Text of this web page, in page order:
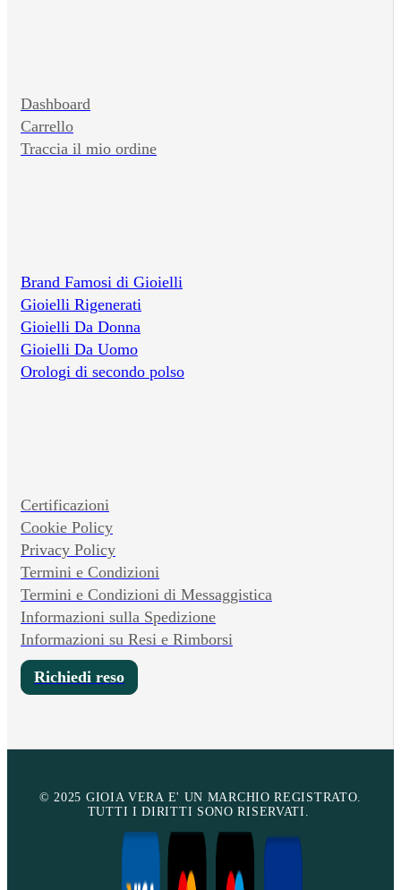
Dashboard
Carrello
Traccia il mio ordine
Brand Famosi di Gioielli
Gioielli Rigenerati
Gioielli Da Donna
Gioielli Da Uomo
Orologi di secondo polso
Certificazioni
Cookie Policy
Privacy Policy
Termini e Condizioni
Termini e Condizioni di Messaggistica
Informazioni sulla Spedizione
Informazioni su Resi e Rimborsi
Richiedi reso
© 2025 GIOIA VERA E' UN MARCHIO REGISTRATO.
TUTTI I DIRITTI SONO RISERVATI.